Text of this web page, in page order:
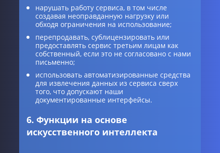
нарушать работу сервиса, в том числе
создавая неоправданную нагрузку или
обходя ограничения на использование;
перепродавать, сублицензировать или
предоставлять сервис третьим лицам как
собственный, если это не согласовано с нами
письменно;
использовать автоматизированные средства
для извлечения данных из сервиса сверх
того, что допускают наши
документированные интерфейсы.
6. Функции на основе
искусственного интеллекта